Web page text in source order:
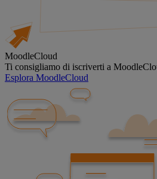
MoodleCloud
Ti consigliamo di iscriverti a
Esplora MoodleCloud